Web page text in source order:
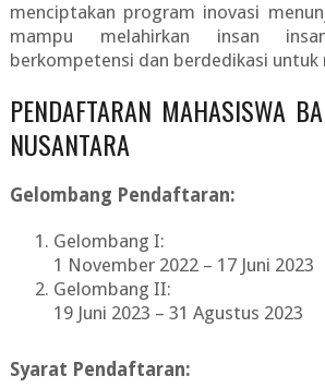
menciptakan program inovasi
mampu melahirkan insan
berkompetensi dan berdedikasi untuk
PENDAFTARAN MAHASISWA
NUSANTARA
Gelombang Pendaftaran:
Gelombang I:
1 November 2022 – 17 Juni 2023
Gelombang II:
19 Juni 2023 – 31 Agustus 2023
Syarat Pendaftaran: